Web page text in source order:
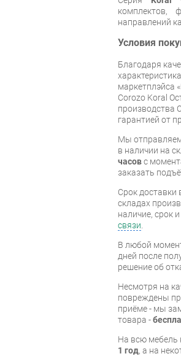
комплектов,
направлений
Условия
Благодаря
маркетплэйса
Corozo Koral
производства
гарантией от
Мы
в наличии на
часовс
заказать
Срок доставки
складах
наличие, срок
связи
В любой
дней после
решение об
Несмотря на
повреждены
приёме - мы
товара -
На всю мебель
1 год, а на